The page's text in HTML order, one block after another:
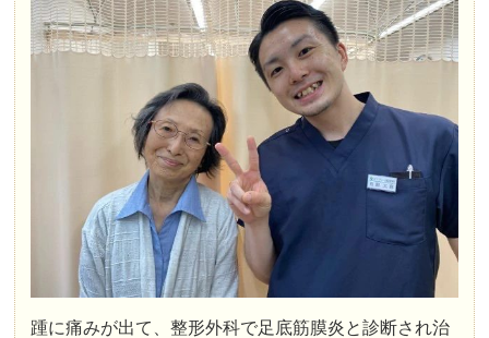
踵に痛みが出て、整形外科で足底筋膜炎と診断され治